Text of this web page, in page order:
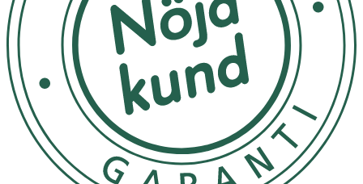
Innehåll
Petrolatum, Ozokerite, C12-15 Alkyl Benzoate, Cetearyl
Alcohol, Diethylamino Hydroxybenzoyl Hexyl Benzoate,
Bis-Ethylhexyloxyphenol Methoxyphenyl Triazine,
Ethylhexyl Salicylate, Canola Oil, Titanium Dioxide (nano),
Ethylhexyl Triazone, Tocopheryl Acetate, Copernicia
Cerifera Cera, Butyl Methoxydibenzoylmethane, Alumina,
Simethicone, Silica, Citric Acid